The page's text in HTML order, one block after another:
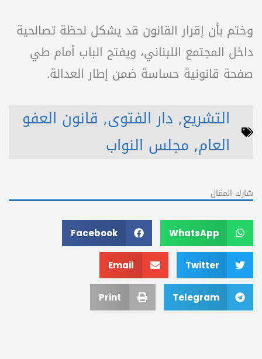
وختم بأن إقرار القانون قد يشكل لحظة تصالحية
داخل المجتمع اللبناني، ويفتح الباب أمام طي
صفحة قانونية حساسة ضمن إطار العدالة.
التشريع, دار الفتوى, قانون العفو
العام, مجلس النواب
شارك المقال
WhatsApp
Facebook
Twitter
Email
Telegram
Print